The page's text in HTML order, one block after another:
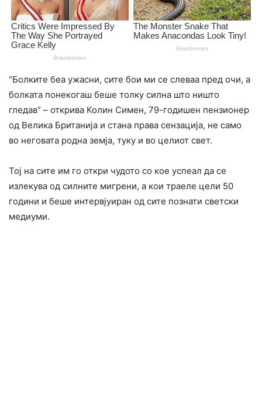
“Болките беа ужасни, сите бои ми се слеваа пред очи, а
болката понекогаш беше толку силна што ништо
гледав” – открива Колин Симен, 79-годишен пензионер
од Велика Британија и стана права сензација, не само
во неговата родна земја, туку и во целиот свет.
Тој на сите им го откри чудото со кое успеал да се
излекува од силните мигрени, а кои траеле цели 50
години и беше интервјуиран од сите познати светски
медиуми.